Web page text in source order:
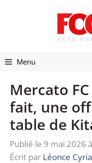
Menu
Mercato
fait, une
table de
Publié le 9 mai 2026
Écrit par Léonce